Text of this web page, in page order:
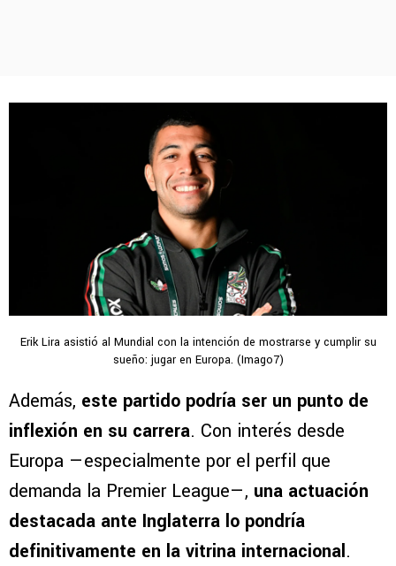
Erik Lira asistió al Mundial con la intención de mostrarse y cumplir su
sueño: jugar en Europa. (Imago7)
Además, este partido podría ser un punto de
inflexión en su carrera. Con interés desde
Europa —especialmente por el perfil que
demanda la Premier League—, una actuación
destacada ante Inglaterra lo pondría
definitivamente en la vitrina internacional.